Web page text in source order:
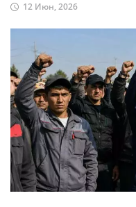
12 Июн, 2026